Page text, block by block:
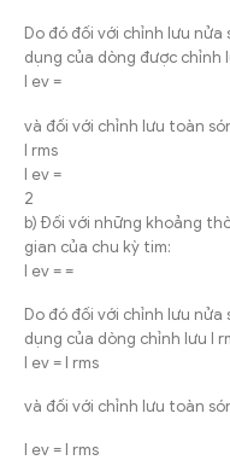
Do đó đối với chỉnh lưu
dụng của dòng được chỉnh
I ev =
và đối với chỉnh lưu toàn
I rms
I ev =
2
b) Đối với những khoảng
gian của chu kỳ tim:
I ev = =
Do đó đối với chỉnh lưu
dụng của dòng chỉnh lưu I
I ev = I rms
và đối với chỉnh lưu toàn
I ev = I rms